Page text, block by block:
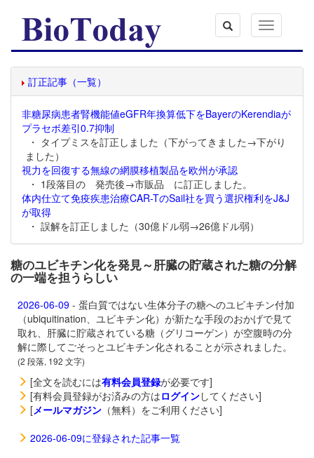
Toggle
navigation
訂正記事（一覧）
非糖尿病患者腎機能値eGFR年換算低下をBayerのKerendiaが
プラセボ差引0.7抑制
・ タイプミスを訂正しました（下がってきました→下がり
ました）
視力を回復する無線の網膜移植製品を欧州が承認
・ 1段落目の 発売後→市販品 に訂正しました。
体内仕立て免疫疾患治療CAR-TのSail社を買う選択権利をJ&J
が取得
・ 誤解を訂正しました（30億ドル弱→26億ドル弱）
糖のユビキチン化を発見～肝臓の貯蔵された糖の分解
の一端を担うらしい
2026-06-09 - 蛋白質ではない生体分子の糖へのユビキチン付加
（ubiquitination、ユビキチン化）が新たな手段のおかげで見て
取れ、肝臓に貯蔵されている糖（グリコーゲン）が空腹時の分
解に際してごそっとユビキチン化されることが示されました。
(2 段落, 192 文字)
[全文を読むには有料会員登録が必要です]
[有料会員登録がお済みの方はログインしてください]
[メールマガジン （無料）をご利用ください]
2026-06-09に登録された記事一覧